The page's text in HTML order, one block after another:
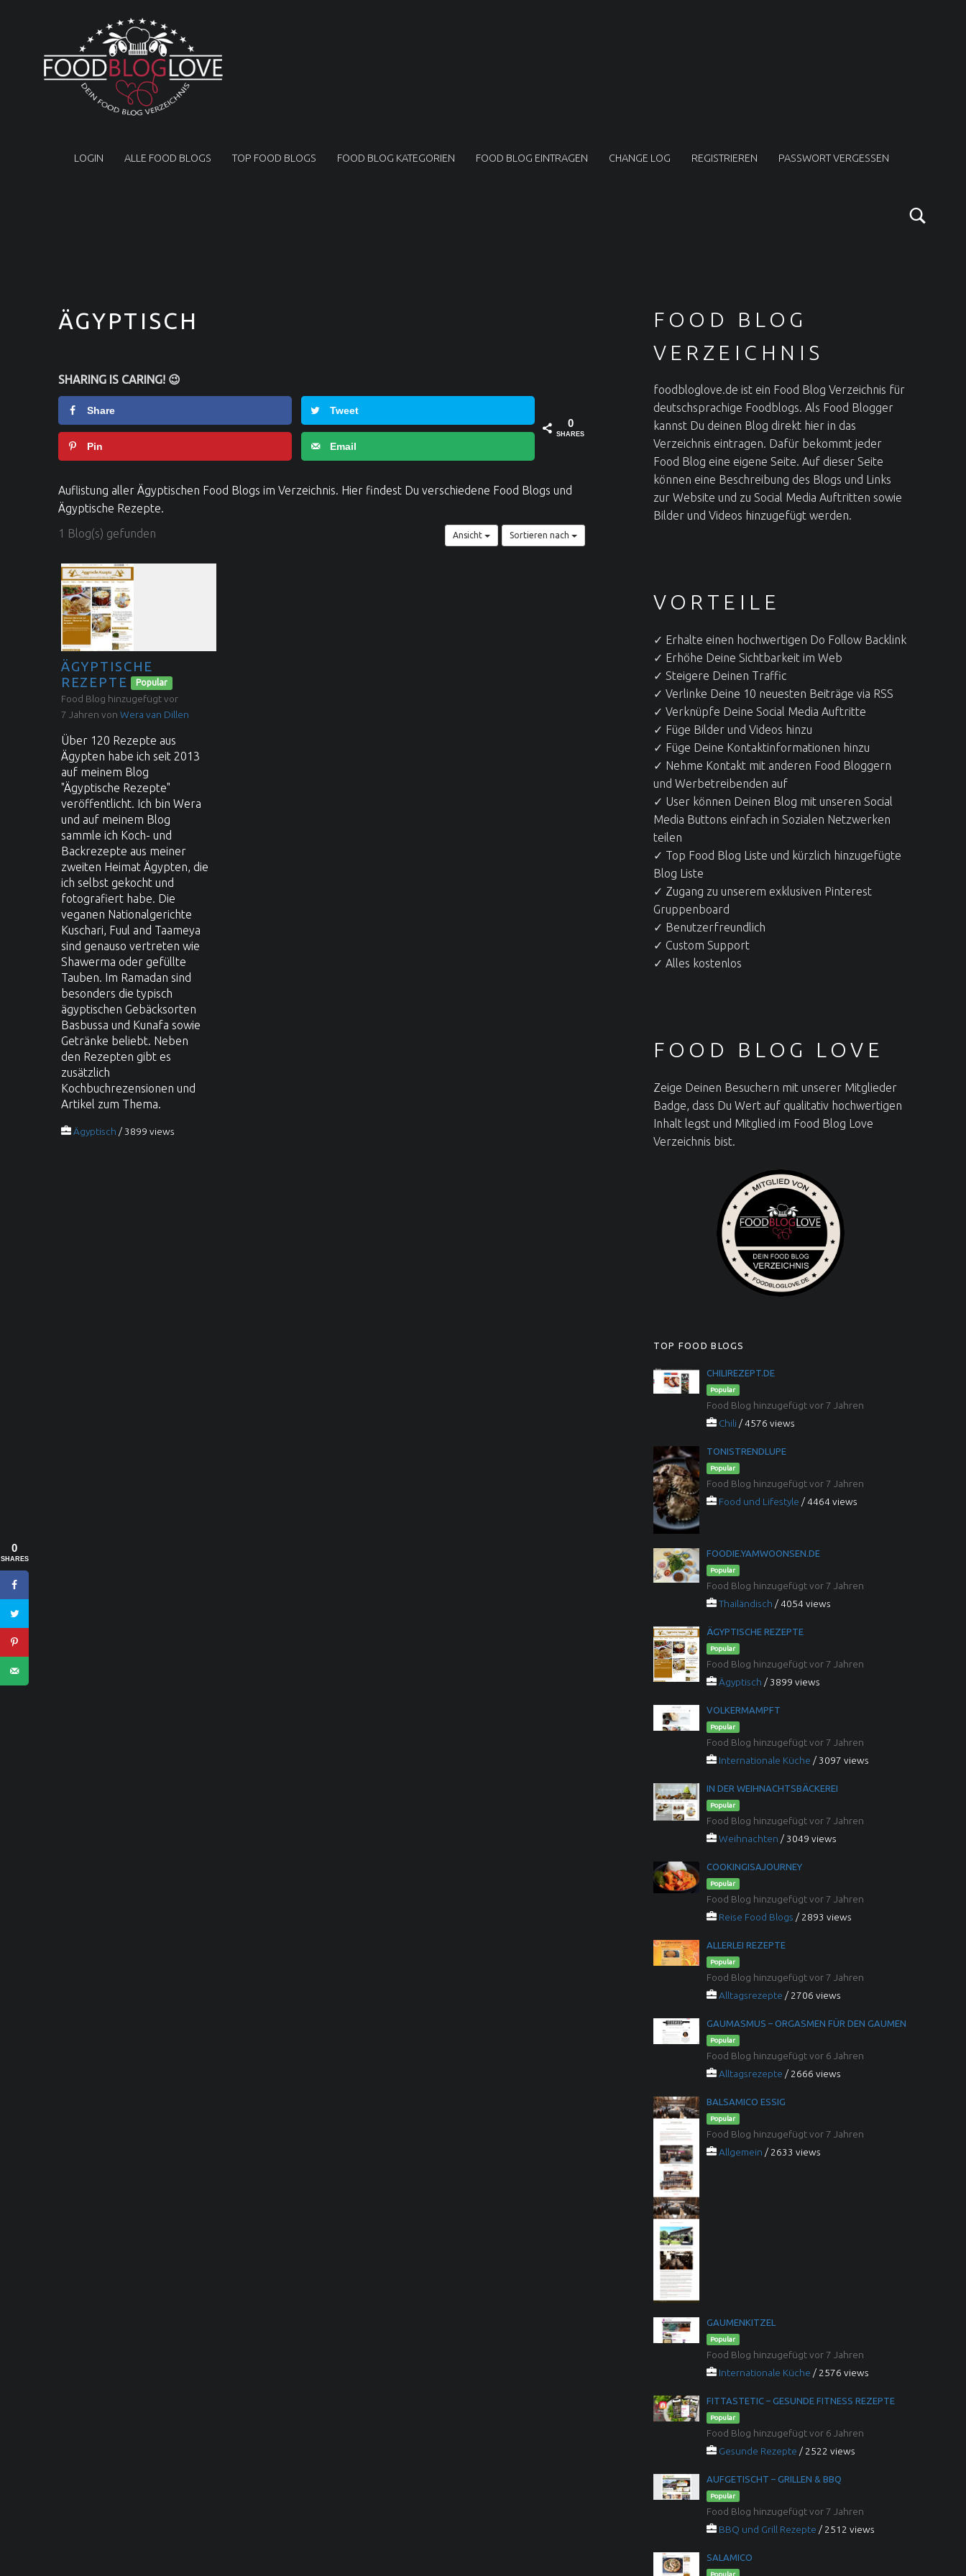
G
LOGIN ALLE FOOD BLOGS TOP FOOD BLOGS FOOD BLOG KATEGORIEN FOOD BLOG EINTRAGEN CHANGE LOG REGISTRIEREN PASSWORT VERGESSEN
ÄGYPTISCH
SHARING IS CARING! 😉
Share Tweet
Pin Email
0
SHARES
Auflistung aller Ägyptischen Food Blogs im Verzeichnis. Hier findest Du verschiedene Food Blogs und
Ägyptische Rezepte.
1 Blog(s) gefunden
Ansicht Sortieren nach
ÄGYPTISCHE
REZEPTE
Popular
Food Blog hinzugefügt vor
7 Jahren von Wera van Dillen
Über 120 Rezepte aus
Ägypten habe ich seit 2013
auf meinem Blog
"Ägyptische Rezepte"
veröffentlicht. Ich bin Wera
und auf meinem Blog
sammle ich Koch- und
Backrezepte aus meiner
zweiten Heimat Ägypten, die
ich selbst gekocht und
fotografiert habe. Die
veganen Nationalgerichte
Kuschari, Fuul and Taameya
sind genauso vertreten wie
Shawerma oder gefüllte
Tauben. Im Ramadan sind
besonders die typisch
ägyptischen Gebäcksorten
Basbussa und Kunafa sowie
Getränke beliebt. Neben
den Rezepten gibt es
zusätzlich
Kochbuchrezensionen und
Artikel zum Thema.
Ägyptisch / 3899 views
FOOD BLOG
VERZEICHNIS
foodbloglove.de ist ein Food Blog Verzeichnis für
deutschsprachige Foodblogs. Als Food Blogger
kannst Du deinen Blog direkt hier in das
Verzeichnis eintragen. Dafür bekommt jeder
Food Blog eine eigene Seite. Auf dieser Seite
können eine Beschreibung des Blogs und Links
zur Website und zu Social Media Auftritten sowie
Bilder und Videos hinzugefügt werden.
VORTEILE
✓ Erhalte einen hochwertigen Do Follow Backlink
✓ Erhöhe Deine Sichtbarkeit im Web
✓ Steigere Deinen Traffic
✓ Verlinke Deine 10 neuesten Beiträge via RSS
✓ Verknüpfe Deine Social Media Auftritte
✓ Füge Bilder und Videos hinzu
✓ Füge Deine Kontaktinformationen hinzu
✓ Nehme Kontakt mit anderen Food Bloggern
und Werbetreibenden auf
✓ User können Deinen Blog mit unseren Social
Media Buttons einfach in Sozialen Netzwerken
teilen
✓ Top Food Blog Liste und kürzlich hinzugefügte
Blog Liste
✓ Zugang zu unserem exklusiven Pinterest
Gruppenboard
✓ Benutzerfreundlich
✓ Custom Support
✓ Alles kostenlos
FOOD BLOG LOVE
Zeige Deinen Besuchern mit unserer Mitglieder
Badge, dass Du Wert auf qualitativ hochwertigen
Inhalt legst und Mitglied im Food Blog Love
Verzeichnis bist.
TOP FOOD BLOGS
CHILIREZEPT.DE
Popular
Food Blog hinzugefügt vor 7 Jahren
Chili / 4576 views
TONISTRENDLUPE
Popular
Food Blog hinzugefügt vor 7 Jahren
Food und Lifestyle / 4464 views
FOODIE.YAMWOONSEN.DE
Popular
Food Blog hinzugefügt vor 7 Jahren
Thailändisch / 4054 views
ÄGYPTISCHE REZEPTE
Popular
Food Blog hinzugefügt vor 7 Jahren
Ägyptisch / 3899 views
VOLKERMAMPFT
Popular
Food Blog hinzugefügt vor 7 Jahren
Internationale Küche / 3097 views
IN DER WEIHNACHTSBÄCKEREI
Popular
Food Blog hinzugefügt vor 7 Jahren
Weihnachten / 3049 views
COOKINGISAJOURNEY
Popular
Food Blog hinzugefügt vor 7 Jahren
Reise Food Blogs / 2893 views
ALLERLEI REZEPTE
Popular
Food Blog hinzugefügt vor 7 Jahren
Alltagsrezepte / 2706 views
GAUMASMUS – ORGASMEN FÜR DEN GAUMEN
Popular
Food Blog hinzugefügt vor 6 Jahren
Alltagsrezepte / 2666 views
BALSAMICO ESSIG
Popular
Food Blog hinzugefügt vor 7 Jahren
Allgemein / 2633 views
GAUMENKITZEL
Popular
Food Blog hinzugefügt vor 7 Jahren
Internationale Küche / 2576 views
FITTASTETIC – GESUNDE FITNESS REZEPTE
Popular
Food Blog hinzugefügt vor 6 Jahren
Gesunde Rezepte / 2522 views
AUFGETISCHT – GRILLEN & BBQ
Popular
Food Blog hinzugefügt vor 7 Jahren
BBQ und Grill Rezepte / 2512 views
SALAMICO
Popular
0
SHARES